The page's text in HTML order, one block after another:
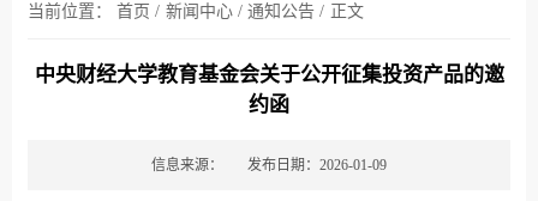
当前位置： 首页 / 新闻中心 / 通知公告 / 正文
中央财经大学教育基金会关于公开征集投资产品的邀
约函
信息来源： 发布日期：2026-01-09